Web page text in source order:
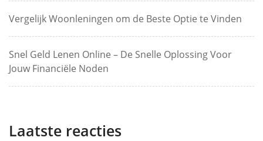
Vergelijk Woonleningen om de Beste Optie te Vinden
Snel Geld Lenen Online – De Snelle Oplossing Voor
Jouw Financiële Noden
Laatste reacties